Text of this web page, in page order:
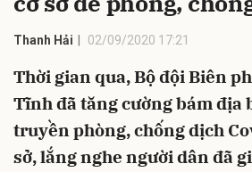
Thanh Hải 02/09/2020 17:21
Thời gian qua, Bộ đội Biên
Tĩnh đã tăng cường bám địa
truyền phòng, chống dịch
sở, lắng nghe người dân đã